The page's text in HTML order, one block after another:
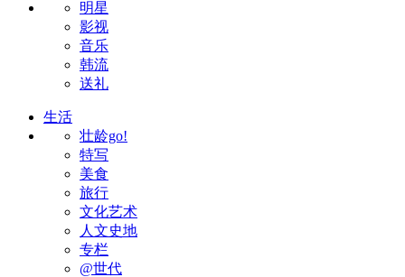
明星
影视
音乐
韩流
送礼
生活
壮龄go!
特写
美食
旅行
文化艺术
人文史地
专栏
@世代